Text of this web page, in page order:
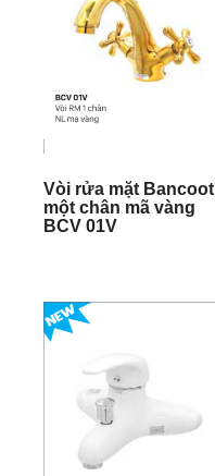
Vòi rửa mặt Bancoot
một chân mã vàng
BCV 01V